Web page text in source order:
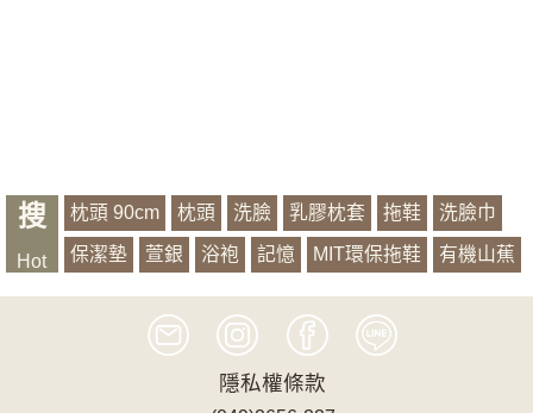
搜
Hot
枕頭 90cm 枕頭 洗臉 乳膠枕套 拖鞋 洗臉巾
保潔墊 萱銀 浴袍 記憶 MIT環保拖鞋 有機山蕉
隱私權條款